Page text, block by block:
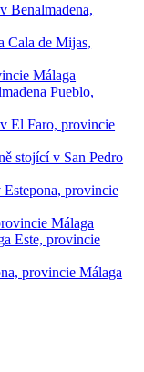
Benalmadena,
Cala de Mijas,
Málaga
Pueblo,
El Faro, provincie
stojící v San Pedro
provincie
Málaga
Este, provincie
provincie Málaga